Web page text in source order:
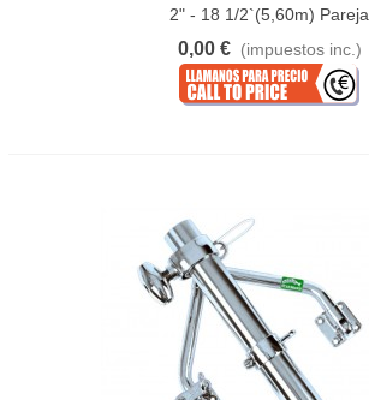
2" - 18 1/2`(5,60m) Pareja
0,00 € (impuestos inc.)